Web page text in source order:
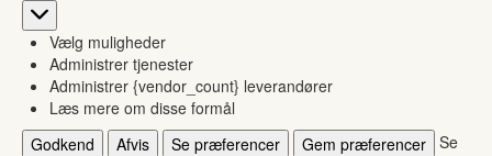
Marketing
Vælg muligheder
Administrer tjenester
Administrer {vendor_count} leverandører
Læs mere om disse formål
Godkend
Afvis Se præferencer Gem præferencer Se